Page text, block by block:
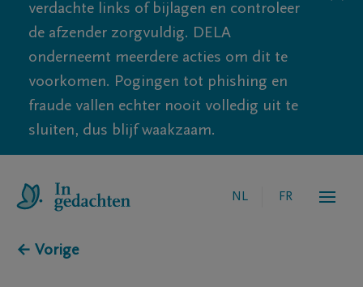
verdachte links of bijlagen en controleer
de afzender zorgvuldig. DELA
onderneemt meerdere acties om dit te
voorkomen. Pogingen tot phishing en
fraude vallen echter nooit volledig uit te
sluiten, dus blijf waakzaam.
NL FR
← Vorige